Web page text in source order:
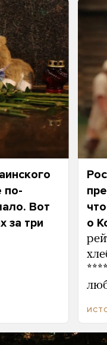
по-
Вот
за три
о